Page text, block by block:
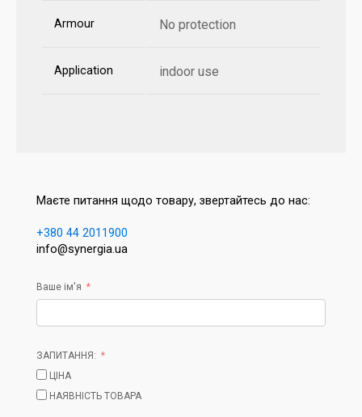
Armour No protection
Application indoor use
Маєте питання щодо товару, звертайтесь до нас:
+380 44 2011900
info@synergia.ua
Ваше ім'я
ЗАПИТАННЯ:
ЦІНА
НАЯВНІСТЬ ТОВАРА